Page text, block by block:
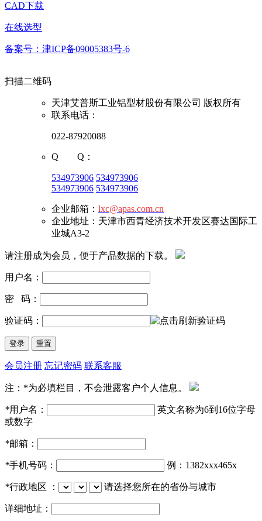
CAD下载
在线选型
备案号：津ICP备09005383号-6
扫描二维码
天津艾普斯工业铝型材股份有限公司 版权所有
联系电话：
022-87920088
Q Q：
534973906 534973906
534973906 534973906
企业邮箱： lxc@apas.com.cn
企业地址：天津市西青经济技术开发区赛达国际工
业城A3-2
请注册成为会员，便于产品数据的下载。
用户名：
密 码：
验证码：
会员注册 忘记密码 联系客服
注：*为必填栏目，不会泄露客户个人信息。
*用户名：
英文名称为6到16位字母
或数字
*邮箱：
*手机号码： 例：1382xxx465x
*行政地区 ： 请选择您所在的省份与城市
详细地址：